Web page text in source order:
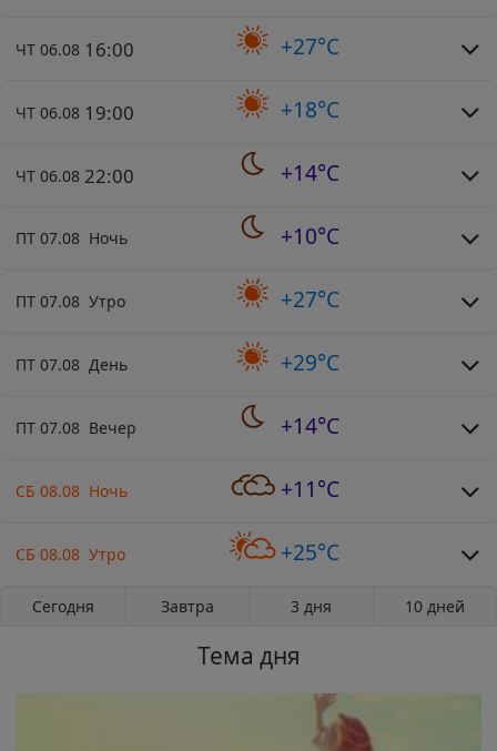
ЧТ 06.08 16:00 +27°C
ЧТ 06.08 19:00 +18°C
ЧТ 06.08 22:00 +14°C
ПТ 07.08 Ночь +10°C
ПТ 07.08 Утро +27°C
ПТ 07.08 День +29°C
ПТ 07.08 Вечер +14°C
СБ 08.08 Ночь +11°C
СБ 08.08 Утро +25°C
Сегодня Завтра 3 дня 10 дней
Тема дня